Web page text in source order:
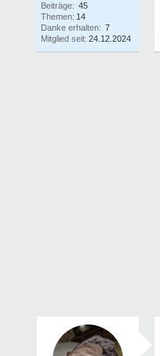
Beiträge: 45
Themen: 14
Danke erhalten: 7
Mitglied seit: 24.12.2024